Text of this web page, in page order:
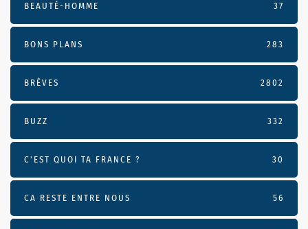
BEAUTÉ-HOMME 37
BONS PLANS 283
BRÈVES 2802
BUZZ 332
C'EST QUOI TA FRANCE ? 30
CA RESTE ENTRE NOUS 56